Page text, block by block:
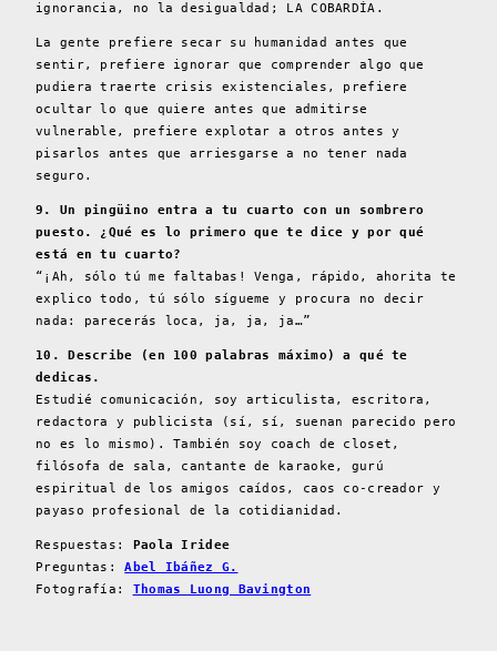
ignorancia, no la desigualdad; LA COBARDÍA.
La gente prefiere secar su humanidad antes que
sentir, prefiere ignorar que comprender algo que
pudiera traerte crisis existenciales, prefiere
ocultar lo que quiere antes que admitirse
vulnerable, prefiere explotar a otros antes y
pisarlos antes que arriesgarse a no tener nada
seguro.
9. Un pingüino entra a tu cuarto con un sombrero
puesto. ¿Qué es lo primero que te dice y por qué
está en tu cuarto?
“¡Ah, sólo tú me faltabas! Venga, rápido, ahorita te
explico todo, tú sólo sígueme y procura no decir
nada: parecerás loca, ja, ja, ja…”
10. Describe (en 100 palabras máximo) a qué te
dedicas.
Estudié comunicación, soy articulista, escritora,
redactora y publicista (sí, sí, suenan parecido pero
no es lo mismo). También soy coach de closet,
filósofa de sala, cantante de karaoke, gurú
espiritual de los amigos caídos, caos co-creador y
payaso profesional de la cotidianidad.
Respuestas:
Paola Iridee
Preguntas:Abel Ibáñez G.
Fotografía: Thomas Luong Bavington